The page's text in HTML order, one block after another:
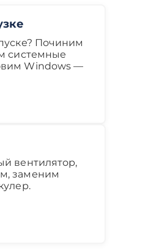
Починим
системные
Windows —
вентилятор,
заменим